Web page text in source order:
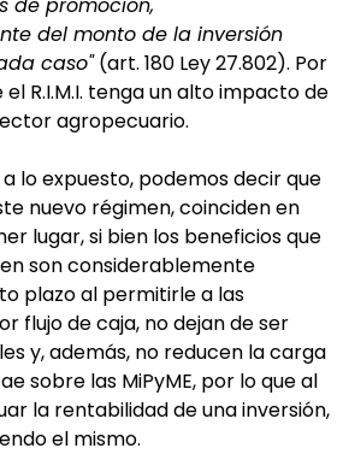
del monto de la inversión
caso"(art. 180 Ley 27.802). Por
R.I.M.I. tenga un alto impacto de
agropecuario.
lo expuesto, podemos decir que
nuevo régimen, coinciden en
lugar, si bien los beneficios que
son considerablemente
plazo al permitirle a las
flujo de caja, no dejan de ser
y, además, no reducen la carga
sobre las MiPyME, por lo que al
la rentabilidad de una inversión,
el mismo.